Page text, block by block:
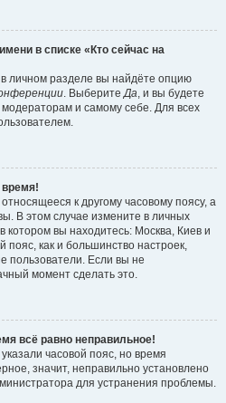
в списке «Кто сейчас на
личном разделе вы найдёте опцию
. ВыберитеДа, и вы будете
и самому себе. Для всех
время!
к другому часовому поясу, а
В этом случае измените в личных
котором вы находитесь: Москва, Киев и
пояс, как и большинство настроек,
пользователи. Если вы не
момент сделать это.
всё равно неправильное!
часовой пояс, но время
значит, неправильно установлено
для устранения проблемы.